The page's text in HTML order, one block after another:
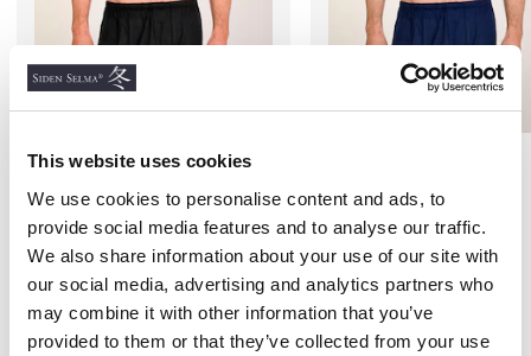
This website uses cookies
We use cookies to personalise content and ads, to
provide social media features and to analyse our traffic.
We also share information about your use of our site with
our social media, advertising and analytics partners who
may combine it with other information that you’ve
provided to them or that they’ve collected from your use
Boxershorts, Svart
SILKETRIKÅ
450 kr
SILKETRIKÅ
450 kr
Andra köpte även